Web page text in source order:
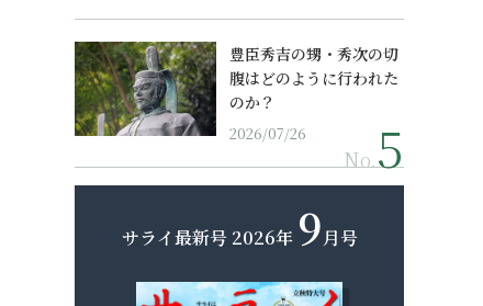
豊臣秀吉の甥・秀次の切
腹はどのように行われた
のか？
2026/07/26
No.
サライ最新号 2026年 9月号